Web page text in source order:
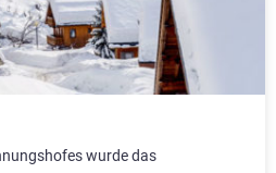
wurde das